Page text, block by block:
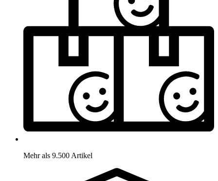
Mehr als 9.500 Artikel